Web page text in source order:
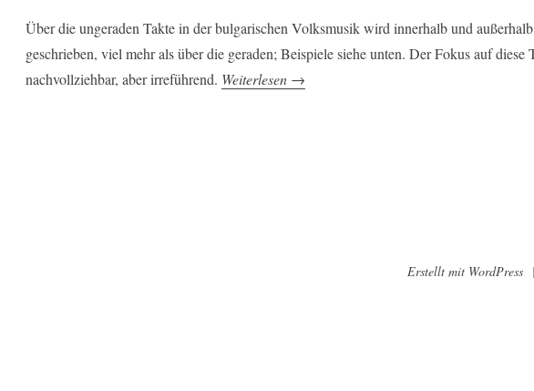
Über die ungeraden Takte in der bulgarischen Volksmusik wird innerhalb und
geschrieben, viel mehr als über die geraden; Beispiele siehe unten. Der Fokus auf diese
nachvollziehbar, aber irreführend. Weiterlesen „Zwei
→
Erstellt mit WordPress |